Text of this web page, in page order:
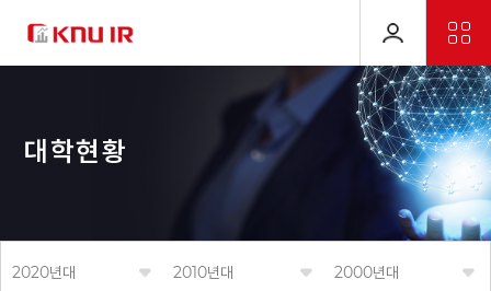
대 학현황
2020년대 2010년대 2000년대